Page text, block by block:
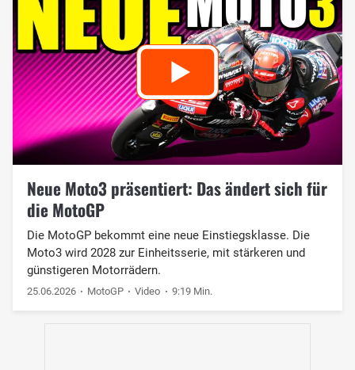
Neue Moto3 präsentiert: Das ändert sich für
die MotoGP
Die MotoGP bekommt eine neue Einstiegsklasse. Die
Moto3 wird 2028 zur Einheitsserie, mit stärkeren und
günstigeren Motorrädern.
25.06.2026 MotoGP Video 9:19 Min.